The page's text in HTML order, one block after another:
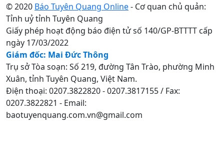
© 2020 Báo Tuyên Quang Online- Cơ quan chủ quản:
Tỉnh uỷ tỉnh Tuyên Quang
Giấy phép hoạt động báo điện tử số 140/GP-BTTTT cấp
ngày 17/03/2022
Giám đốc: Mai Đức Thông
Trụ sở Tòa soạn: Số 219, đường Tân Trào, phường Minh
Xuân, tỉnh Tuyên Quang, Việt Nam.
Điện thoại: 0207.3822820 - 0207.3817155 / Fax:
0207.3822821 - Email:
baotuyenquang.com.vn@gmail.com